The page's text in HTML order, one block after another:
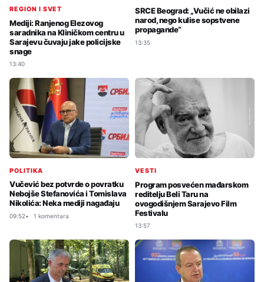
REGION I SVET
Mediji: Ranjenog Elezovog
saradnika na Kliničkom centru u
Sarajevu čuvaju jake policijske
snage
13:40
SRCE Beograd: „Vučić ne obilazi
narod, nego kulise sopstvene
propagande“
13:35
POLITIKA
Vučević bez potvrde o povratku
Nebojše Stefanovića i Tomislava
Nikolića: Neka mediji nagađaju
09:52 1 komentara
VESTI
Program posvećen mađarskom
reditelju Beli Taru na
ovogodišnjem Sarajevo Film
Festivalu
13:57